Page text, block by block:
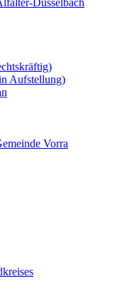
Düsselbach
Aufstellung)
Vorra